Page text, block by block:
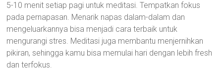
5-10 menit setiap pagi untuk meditasi. Tempatkan fokus
pada pernapasan. Menarik napas dalam-dalam dan
mengeluarkannya bisa menjadi cara terbaik untuk
mengurangi stres. Meditasi juga membantu menjernihkan
pikiran, sehingga kamu bisa memulai hari dengan lebih fresh
dan terfokus.